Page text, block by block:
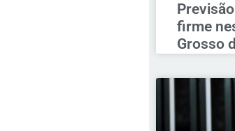
firme
Grosso